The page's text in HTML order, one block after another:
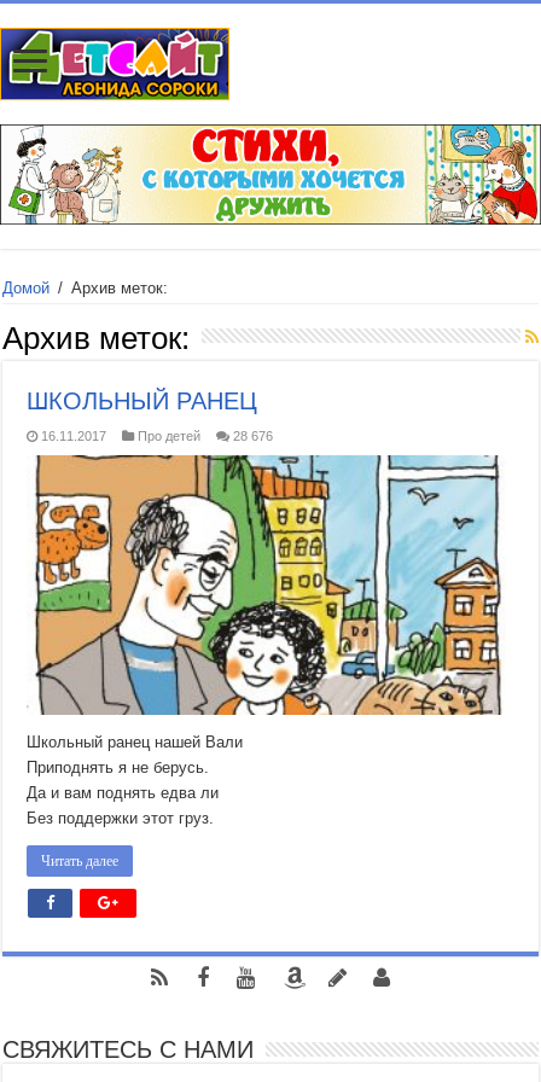
Домой / Архив меток:
Архив меток:
ШКОЛЬНЫЙ РАНЕЦ
16.11.2017 Про детей 28 676
Школьный ранец нашей Вали
Приподнять я не берусь.
Да и вам поднять едва ли
Без поддержки этот груз.
Читать далее
СВЯЖИТЕСЬ С НАМИ